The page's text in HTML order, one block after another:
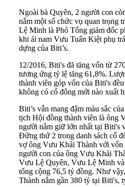
Ngoài bà Quyên, 2 người con
nắm một số chức vụ quan trọng
Lệ Minh là Phó Tổng giám đốc
khi ái nam Vưu Tuấn Kiệt phụ
dựng của Biti’s.
12/2016, Biti's đã tăng vốn từ
tương ứng tỷ lệ tăng 61,8%.
thành viên góp vốn của Biti's
không có cổ đông mới nào xuất
Biti’s vẫn mang đậm màu sắc
tịch Hội đồng thành viên là ông
người nắm giữ lớn nhất tại Biti's
Đứng thứ 2 trong danh sách cổ
vợ ông Vưu Khải Thành với vốn
người con của ông Vưu Khải
Vưu Lệ Quyên, Vưu Lệ Minh
tổng cộng 76,5 tỷ đồng. Như
Thành nắm gần 380 tỷ tại Biti's,